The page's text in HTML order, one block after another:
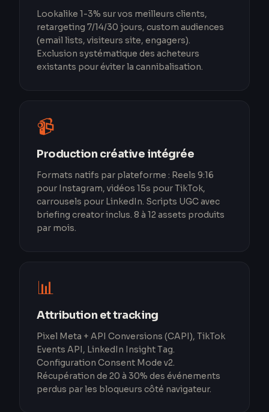
Lookalike 1-3% sur vos meilleurs clients,
retargeting 7/14/30 jours, custom audiences
(email lists, visiteurs site, engagers).
Exclusion systématique des acheteurs
existants pour éviter la cannibalisation.
📹
Production créative intégrée
Formats natifs par plateforme : Reels 9:16
pour Instagram, vidéos 15s pour TikTok,
carrousels pour LinkedIn. Scripts UGC avec
briefing creator inclus. 8 à 12 assets produits
par mois.
📊
Attribution et tracking
Pixel Meta + API Conversions (CAPI), TikTok
Events API, LinkedIn Insight Tag.
Configuration Consent Mode v2.
Récupération de 20 à 30% des événements
perdus par les bloqueurs côté navigateur.